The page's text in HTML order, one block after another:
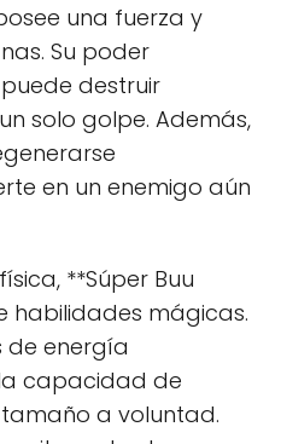
una fuerza y
Su poder
destruir
solo golpe. Además,
en un enemigo aún
**Súper Buu
habilidades mágicas.
de energía
capacidad de
a voluntad.